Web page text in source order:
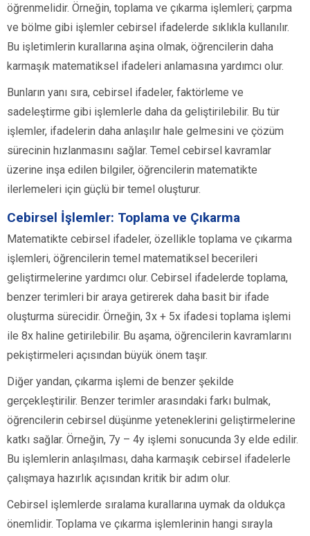
öğrenmelidir. Örneğin, toplama ve çıkarma işlemleri; çarpma
ve bölme gibi işlemler cebirsel ifadelerde sıklıkla kullanılır.
Bu işletimlerin kurallarına aşina olmak, öğrencilerin daha
karmaşık matematiksel ifadeleri anlamasına yardımcı olur.
Bunların yanı sıra, cebirsel ifadeler, faktörleme ve
sadeleştirme gibi işlemlerle daha da geliştirilebilir. Bu tür
işlemler, ifadelerin daha anlaşılır hale gelmesini ve çözüm
sürecinin hızlanmasını sağlar. Temel cebirsel kavramlar
üzerine inşa edilen bilgiler, öğrencilerin matematikte
ilerlemeleri için güçlü bir temel oluşturur.
Cebirsel İşlemler: Toplama ve Çıkarma
Matematikte cebirsel ifadeler, özellikle toplama ve çıkarma
işlemleri, öğrencilerin temel matematiksel becerileri
geliştirmelerine yardımcı olur. Cebirsel ifadelerde toplama,
benzer terimleri bir araya getirerek daha basit bir ifade
oluşturma sürecidir. Örneğin, 3x + 5x ifadesi toplama işlemi
ile 8x haline getirilebilir. Bu aşama, öğrencilerin kavramlarını
pekiştirmeleri açısından büyük önem taşır.
Diğer yandan, çıkarma işlemi de benzer şekilde
gerçekleştirilir. Benzer terimler arasındaki farkı bulmak,
öğrencilerin cebirsel düşünme yeteneklerini geliştirmelerine
katkı sağlar. Örneğin, 7y – 4y işlemi sonucunda 3y elde edilir.
Bu işlemlerin anlaşılması, daha karmaşık cebirsel ifadelerle
çalışmaya hazırlık açısından kritik bir adım olur.
Cebirsel işlemlerde sıralama kurallarına uymak da oldukça
önemlidir. Toplama ve çıkarma işlemlerinin hangi sırayla